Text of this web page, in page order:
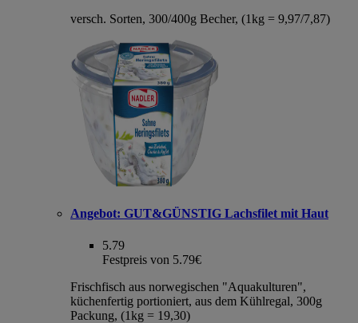
versch. Sorten, 300/400g Becher, (1kg = 9,97/7,87)
Angebot: GUT&GÜNSTIG Lachsfilet mit Haut
5.79
Festpreis von 5.79€
Frischfisch aus norwegischen "Aquakulturen",
küchenfertig portioniert, aus dem Kühlregal, 300g
Packung, (1kg = 19,30)